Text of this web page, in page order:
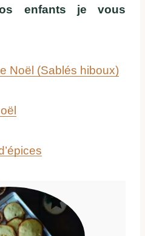
enfants je vous
Noël (Sablés hiboux)